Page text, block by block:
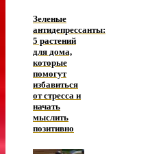
Зеленые
антидепрессанты:
5 растений
для дома,
которые
помогут
избавиться
от стресса и
начать
мыслить
позитивно